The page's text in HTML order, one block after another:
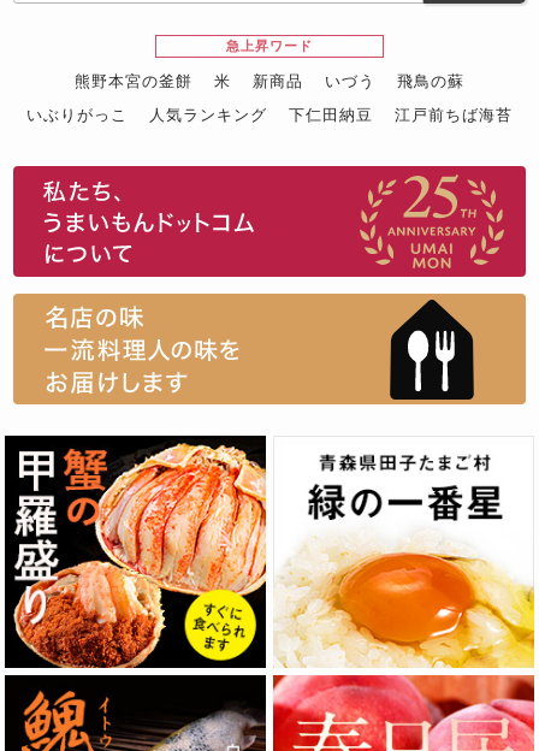
急上昇ワード
熊野本宮の釜餅 米 新商品 いづう
飛鳥の蘇
いぶりがっこ
人気ランキング 下仁田納豆
江戸前ちば海苔